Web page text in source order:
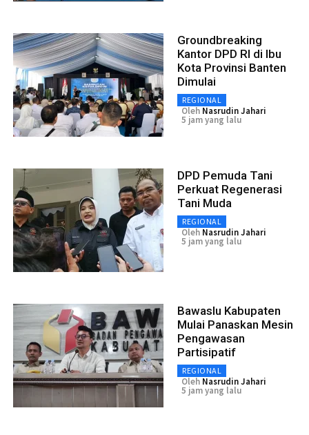
Groundbreaking
Kantor DPD RI di Ibu
Kota Provinsi Banten
Dimulai
REGIONAL
Oleh Nasrudin Jahari
5 jam yang lalu
DPD Pemuda Tani
Perkuat Regenerasi
Tani Muda
REGIONAL
Oleh Nasrudin Jahari
5 jam yang lalu
Bawaslu Kabupaten
Mulai Panaskan Mesin
Pengawasan
Partisipatif
REGIONAL
Oleh Nasrudin Jahari
5 jam yang lalu